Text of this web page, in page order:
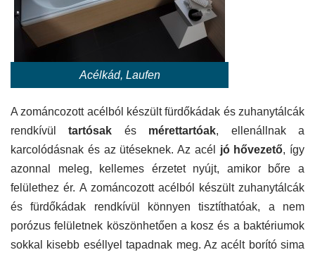
Acélkád, Laufen
A zománcozott acélból készült fürdőkádak és zuhanytálcák
rendkívültartósak és mérettartóak, ellenállnak a
karcolódásnak és az ütéseknek. Az acél jó hővezető, így
azonnal meleg, kellemes érzetet nyújt, amikor bőre a
felülethez ér. A zománcozott acélból készült zuhanytálcák
és fürdőkádak rendkívül könnyen tisztíthatóak, a nem
porózus felületnek köszönhetően a kosz és a baktériumok
sokkal kisebb eséllyel tapadnak meg. Az acélt borító sima